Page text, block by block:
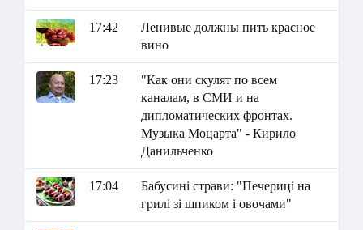
17:42
Ленивые должны пить красное
вино
17:23
"Как они скулят по всем
каналам, в СМИ и на
дипломатических фронтах.
Музыка Моцарта" - Кирило
Данильченко
17:04
Бабусині страви: "Печериці на
грилі зі шпиком і овочами"